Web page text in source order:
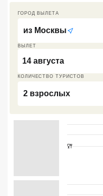
ВЫЛЕТ
14 августа
КОЛИЧЕСТВО ТУРИСТОВ
2 взрослых
ГОРОД ВЫЛЕТА
из Москвы
VIP отели 5 звезд
ТОП 10 лучших отелей 5*
ТОП 10 недорогих отелей
Недорогие отели 3*